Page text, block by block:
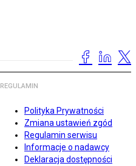
REGULAMIN
Polityka Prywatności
Zmiana ustawień zgód
Regulamin serwisu
Informacje o nadawcy
Deklaracja dostępności